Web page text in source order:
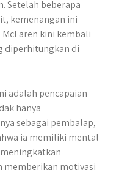
Setelah beberapa
kemenangan ini
kini kembali
diperhitungkan di
adalah pencapaian
hanya
sebagai pembalap,
ia memiliki mental
memberikan motivasi